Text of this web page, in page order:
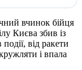
вчинок бійця
Києва збив із
від ракети
і впала